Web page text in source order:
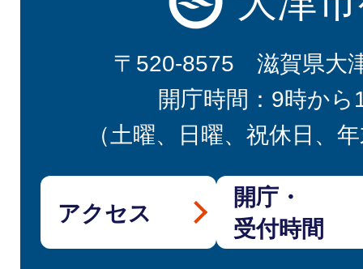
〒520-8575 滋賀県大
開庁時間：9時から
（土曜、日曜、祝休日、
アクセス
開庁・
受付時間